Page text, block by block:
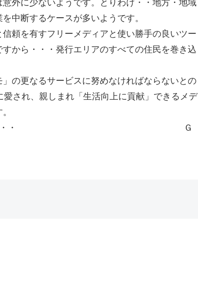
外に少ないようです。とりわけ・・地方・地域
中断するケースが多いようです。
頼を有すフリーメディアと使い勝手の良いツー
から・・・発行エリアのすべての住民を巻き込
の更なるサービスに努めなければならないとの
され、親しまれ「生活向上に貢献」できるメデ
に感謝して・・・・・ Ｇ